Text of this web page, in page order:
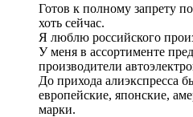
Готов к полному запрету
хоть сейчас.
Я люблю российского
У меня в ассортименте
производители
До прихода алиэкспресса
европейские, японские,
марки.